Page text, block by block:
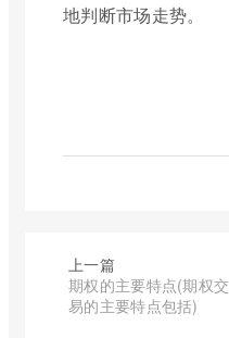
地判断市场走势。
上一篇
期权的主要特点(期权交
易的主要特点包括)